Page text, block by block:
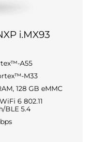
i.MX93
A55
M33
128 GB eMMC
WiFi 6 802.11
BLE 5.4